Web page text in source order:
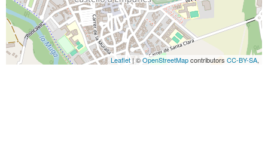
Leaflet| ©OpenStreetMapcontributors CC-BY-SA,